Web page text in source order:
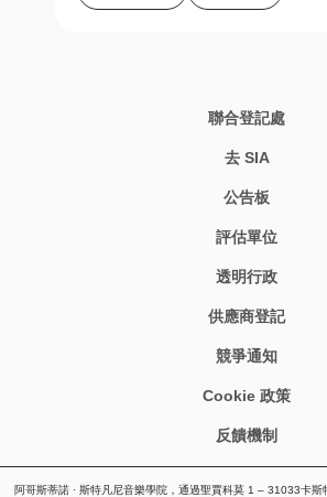
聯合登記處
去 SIA
公告板
評估單位
透明行政
供應商登記
競爭通知
Cookie 政策
反饋機制
阿哥斯蒂諾 · 斯特凡尼音樂學院，通過聖賈科莫 1 – 31033卡